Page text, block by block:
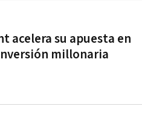
acelera su apuesta en
millonaria